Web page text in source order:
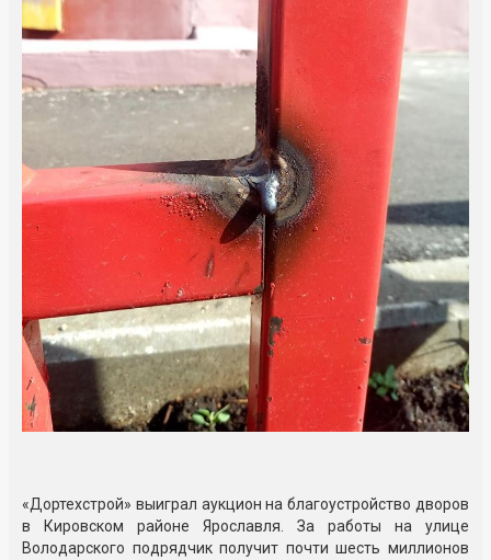
«Дортехстрой» выиграл аукцион на благоустройство дворов
в Кировском районе Ярославля. За работы на улице
Володарского подрядчик получит почти шесть миллионов